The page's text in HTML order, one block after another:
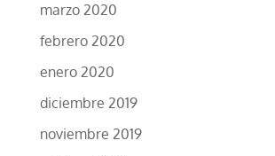
marzo 2020
febrero 2020
enero 2020
diciembre 2019
noviembre 2019